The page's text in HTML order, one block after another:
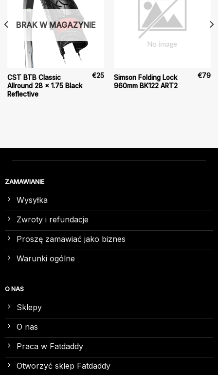
BRAK W MAGAZYNIE
CST BTB Classic
Allround 28 x 1.75 Black
Reflective
€25
Simson Folding Lock
960mm BK122 ART2
€79
ZAMAWIANIE
Wysyłka
Zwroty i refundacje
Proszę zamawiać jako biznes
Warunki ogólne
O NAS
Sklepy
O nas
Praca w Fatdaddy
Otworzyć sklep Fatdaddy